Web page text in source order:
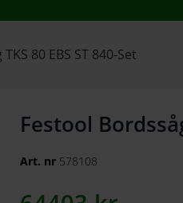
80 EBS ST 840-Set
Festool
Art. nr 578108